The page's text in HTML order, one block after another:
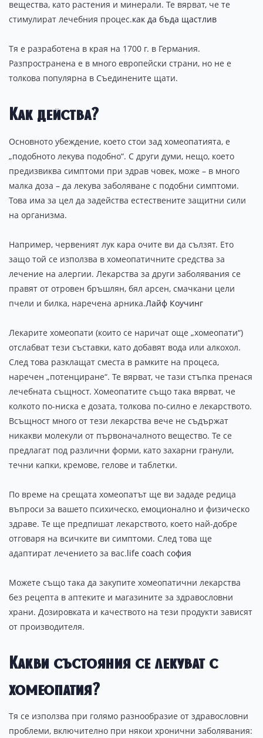
вещества, като растения и минерали. Те вярват, че те
стимулират лечебния процес.как да бъда щастлив
Тя е разработена в края на 1700 г. в Германия.
Разпространена е в много европейски страни, но не е
толкова популярна в Съединените щати.
Как действа?
Основното убеждение, което стои зад хомеопатията, е
„подобното лекува подобно“. С други думи, нещо, което
предизвиква симптоми при здрав човек, може – в много
малка доза – да лекува заболяване с подобни симптоми.
Това има за цел да задейства естествените защитни сили
на организма.
Например, червеният лук кара очите ви да сълзят. Ето
защо той се използва в хомеопатичните средства за
лечение на алергии. Лекарства за други заболявания се
правят от отровен бръшлян, бял арсен, смачкани цели
пчели и билка, наречена арника.Лайф Коучинг
Лекарите хомеопати (които се наричат още „хомеопати“)
отслабват тези съставки, като добавят вода или алкохол.
След това разклащат сместа в рамките на процеса,
наречен „потенциране“. Те вярват, че тази стъпка пренася
лечебната същност. Хомеопатите също така вярват, че
колкото по-ниска е дозата, толкова по-силно е лекарството.
Всъщност много от тези лекарства вече не съдържат
никакви молекули от първоначалното вещество. Те се
предлагат под различни форми, като захарни гранули,
течни капки, кремове, гелове и таблетки.
По време на срещата хомеопатът ще ви зададе редица
въпроси за вашето психическо, емоционално и физическо
здраве. Те ще предпишат лекарството, което най-добре
отговаря на всичките ви симптоми. След това ще
адаптират лечението за вас.life coach софия
Можете също така да закупите хомеопатични лекарства
без рецепта в аптеките и магазините за здравословни
храни. Дозировката и качеството на тези продукти зависят
от производителя.
Какви състояния се лекуват с
хомеопатия?
Тя се използва при голямо разнообразие от здравословни
проблеми, включително при някои хронични заболявания: